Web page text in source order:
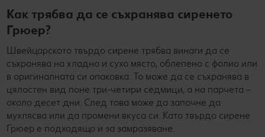
Как трябва да се съхранява сиренето
Грюер?
Швейцарското твърдо сирене трябва винаги да се
съхранява на хладно и сухо място, облепено с фолио или
в оригиналната си опаковка. То може да се съхранява в
цялостен вид поне три-четири седмици, а на парчета –
около десет дни. След това може да започне да
мухлясва или да промени вкуса си. Като твърдо сирене
Грюер е подходящо и за замразяване.